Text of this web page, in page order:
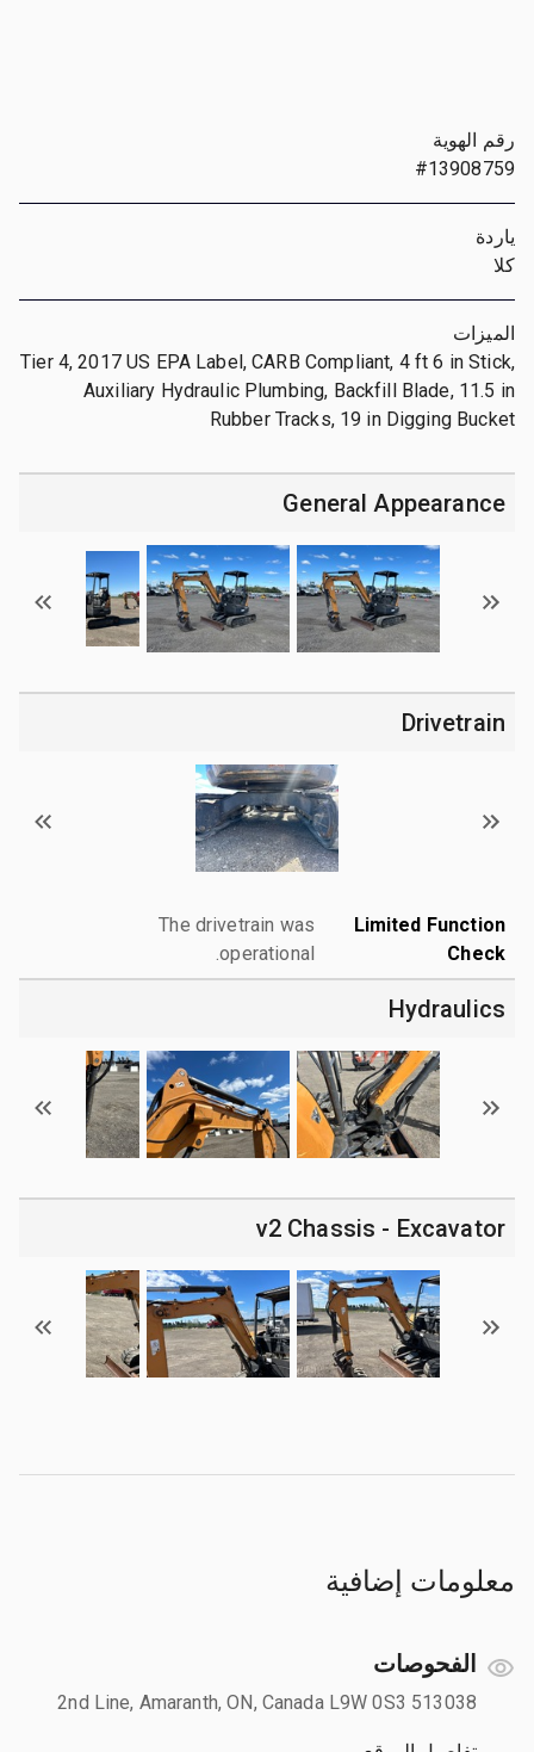
رقم الهوية
#13908759
ياردة
كلا
الميزات
Tier 4, 2017 US EPA Label, CARB Compliant, 4 ft 6 in Stick,
Auxiliary Hydraulic Plumbing, Backfill Blade, 11.5 in
Rubber Tracks, 19 in Digging Bucket
General Appearance
Drivetrain
Limited Function
Check
The drivetrain was
operational.
Hydraulics
v2 Chassis - Excavator
معلومات إضافية
الفحوصات
513038 2nd Line, Amaranth, ON, Canada L9W 0S3